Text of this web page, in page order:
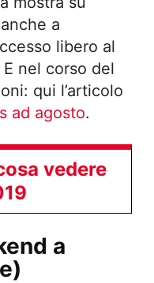
a
libero al
nel corso del
qui l’articolo
ad agosto.
vedere
a